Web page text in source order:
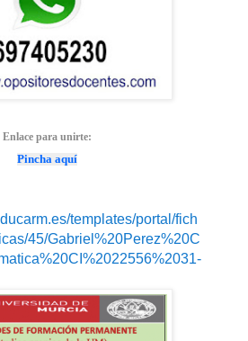
Enlace para unirte:
Pincha aquí
templates/portal/fich
45/Gabriel%20Perez%20C